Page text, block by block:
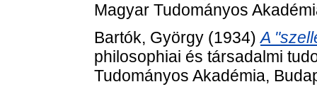
Magyar Tudományos
Bartók, György (1934)A
philosophiai és társadalmi
Tudományos Akadémia,